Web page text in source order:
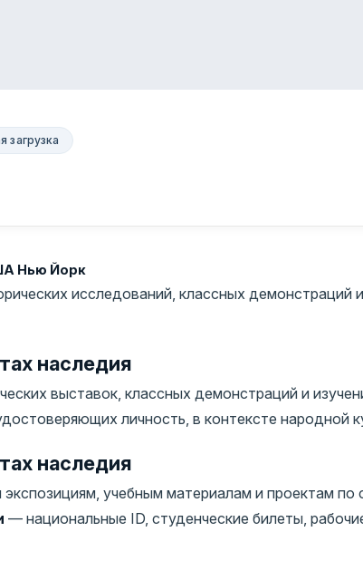
загрузка
Нью Йорк
исследований, классных демонстраций
наследия
выставок, классных демонстраций и
личность, в контексте народной
наследия
учебным материалам и проектам
— национальные ID, студенческие билеты,